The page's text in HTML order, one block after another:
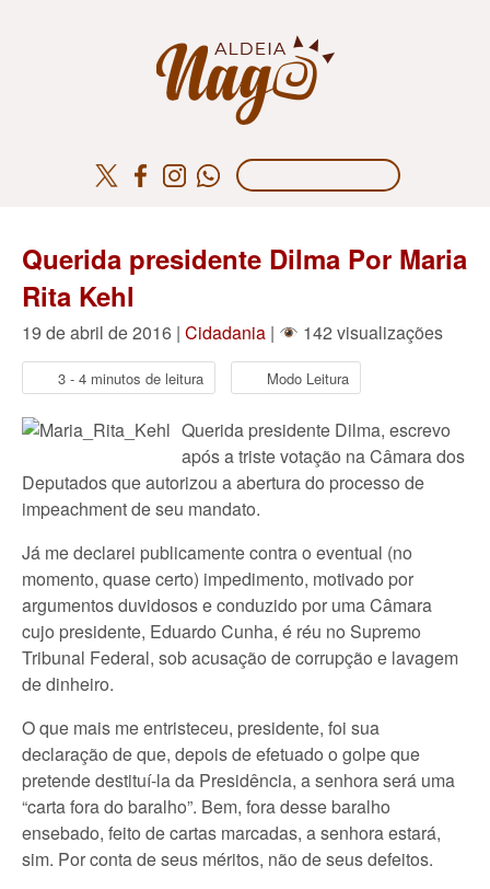
Querida presidente Dilma Por Maria
Rita Kehl
19 de abril de 2016 | Cidadania | 142 visualizações
3 - 4 minutos de leitura Modo Leitura
Querida presidente Dilma, escrevo
após a triste votação na Câmara dos
Deputados que autorizou a abertura do processo de
impeachment de seu mandato.
Já me declarei publicamente contra o eventual (no
momento, quase certo) impedimento, motivado por
argumentos duvidosos e conduzido por uma Câmara
cujo presidente, Eduardo Cunha, é réu no Supremo
Tribunal Federal, sob acusação de corrupção e lavagem
de dinheiro.
O que mais me entristeceu, presidente, foi sua
declaração de que, depois de efetuado o golpe que
pretende destituí-la da Presidência, a senhora será uma
“carta fora do baralho”. Bem, fora desse baralho
ensebado, feito de cartas marcadas, a senhora estará,
sim. Por conta de seus méritos, não de seus defeitos.